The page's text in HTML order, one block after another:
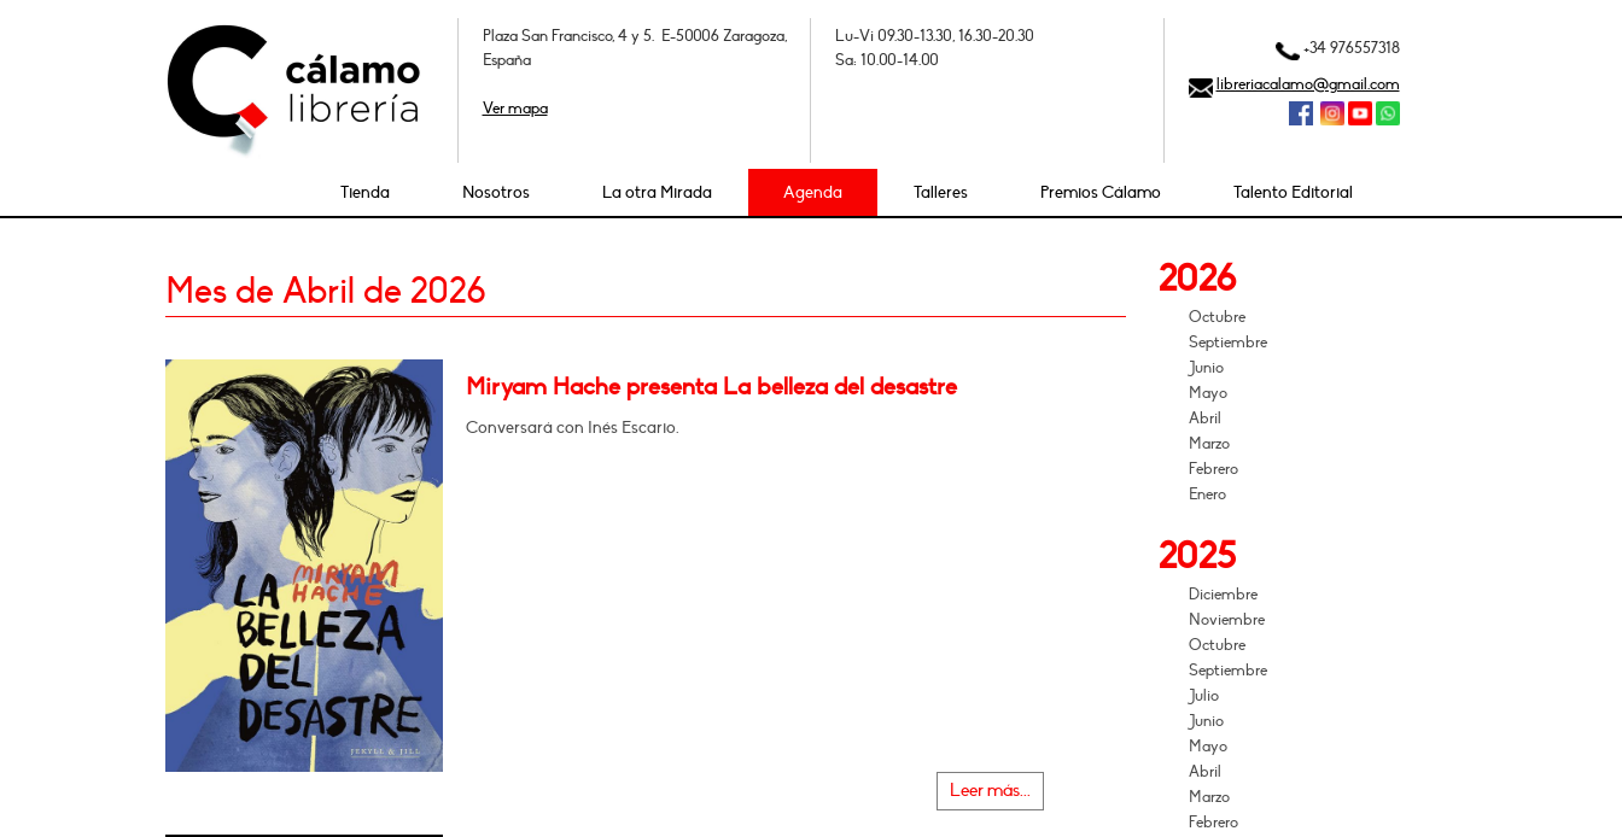
Plaza San Francisco, 4 y 5. E-50006 Zaragoza,
España
Ver mapa
Lu-Vi 09.30-13.30, 16.30-20.30
Sa: 10.00-14.00
+34 976557318
libreriacalamo@gmail.com
Tienda Nosotros La otra Mirada Agenda Talleres Premios Cálamo Talento Editorial
Mes de Abril de 2026
Miryam Hache presenta La belleza del desastre
Conversará con Inés Escario.
Leer más...
2026
Octubre
Septiembre
Junio
Mayo
Abril
Marzo
Febrero
Enero
2025
Diciembre
Noviembre
Octubre
Septiembre
Julio
Junio
Mayo
Abril
Marzo
Febrero